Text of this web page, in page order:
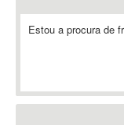
ABBYY FineReader
Estou a procura de